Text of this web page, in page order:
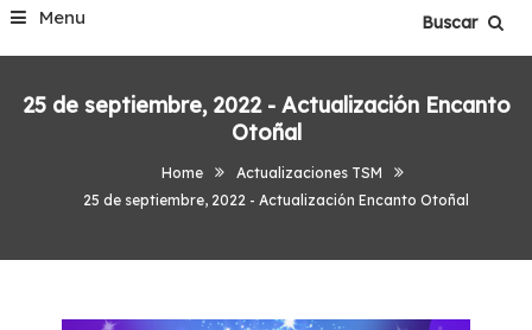
Menu Buscar
25 de septiembre, 2022 - Actualización Encanto
Otoñal
Home
Actualizaciones TSM
25 de septiembre, 2022 - Actualización Encanto Otoñal